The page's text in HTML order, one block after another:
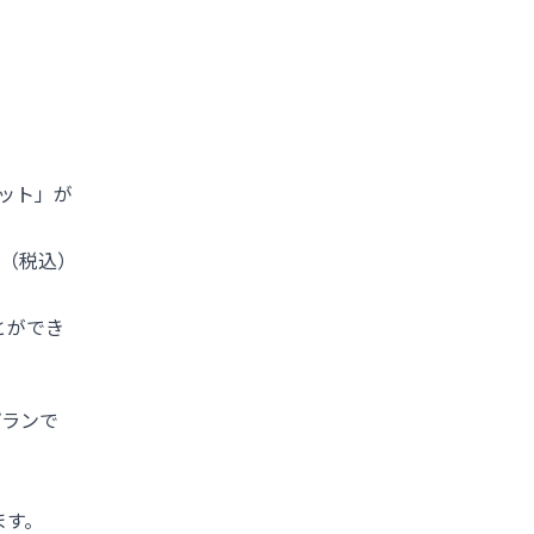
ト」が
税込）
でき
ンで
。